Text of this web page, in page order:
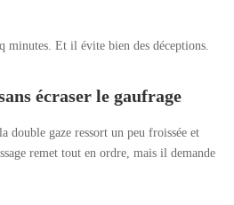
minutes. Et il évite bien des déceptions.
écraser le gaufrage
double gaze ressort un peu froissée et
remet tout en ordre, mais il demande